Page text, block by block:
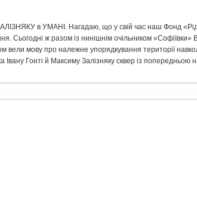
в УМАНІ. Нагадаю, що у свій час наш Фонд
Сьогодні ж разом із нинішнім очільником
вели мову про належне упорядкування території
Івану Гонті й Максиму Залізняку сквер із